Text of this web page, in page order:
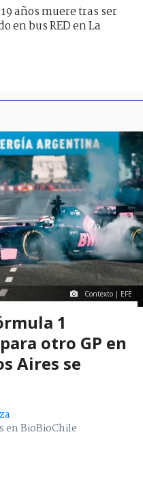
años muere tras ser
en bus RED en La
Contexto | EFE
1
otro GP en
Aires se
en BioBioChile